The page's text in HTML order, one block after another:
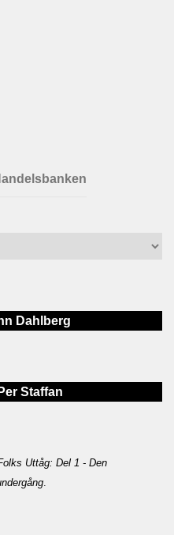
Dahlberg
Staffan
Uttåg: Del 1 - Den